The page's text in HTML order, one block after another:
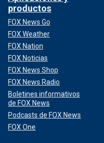
productos
FOX News Go
FOX Weather
FOX Nation
FOX Noticias
FOX News Shop
FOX News Radio
Boletines informativos
de FOX News
Podcasts de FOX News
FOX One